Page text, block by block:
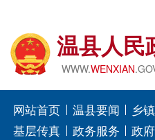
温县人民
WWW.WENXIAN
网站首页 温县要闻 乡
基层传真
政务服务 政